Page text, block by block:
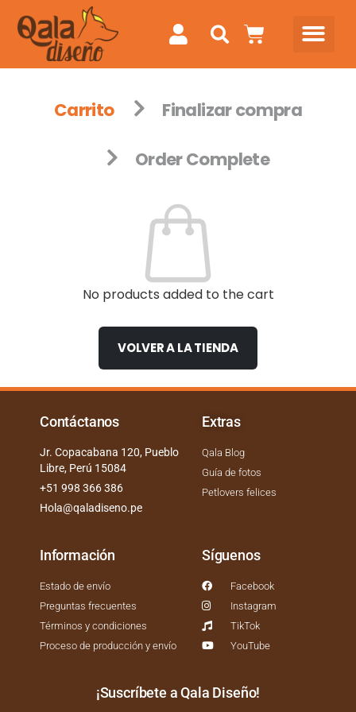
Carrito Finalizar compra
Order Complete
No products added to the cart
VOLVER A LA TIENDA
Contáctanos
Jr. Copacabana 120, Pueblo
Libre, Perú 15084
+51 998 366 386
Hola@qaladiseno.pe
Extras
Qala Blog
Guía de fotos
Petlovers felices
Información
Estado de envío
Preguntas frecuentes
Términos y condiciones
Proceso de producción y envío
Síguenos
Facebook
Instagram
TikTok
YouTube
¡Suscríbete a Qala Diseño!